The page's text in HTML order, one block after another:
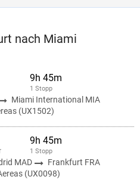
nach Miami
9h 45m
1 Stopp
Miami International MIA
(UX1502)
9h 45m
1 Stopp
MAD
Frankfurt FRA
(UX0098)